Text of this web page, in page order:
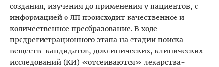
создания, изучения до применения у пациентов, с
информацией о ЛП происходит качественное и
количественное преобразование. В ходе
предрегистрационного этапа на стадии поиска
веществ-кандидатов, доклинических, клинических
исследований (КИ) «отсеиваются» лекарства-